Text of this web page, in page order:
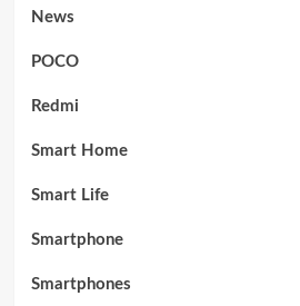
News
POCO
Redmi
Smart Home
Smart Life
Smartphone
Smartphones